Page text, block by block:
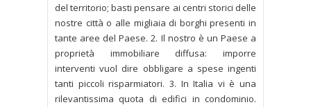
del territorio; basti pensare ai centri storici delle
nostre città o alle migliaia di borghi presenti in
tante aree del Paese. 2. Il nostro è un Paese a
proprietà immobiliare diffusa: imporre
interventi vuol dire obbligare a spese ingenti
tanti piccoli risparmiatori. 3. In Italia vi è una
rilevantissima quota di edifici in condominio.